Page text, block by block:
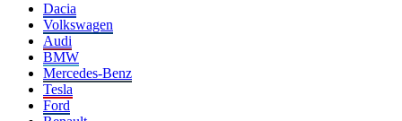
Dacia
Volkswagen
Audi
BMW
Mercedes-Benz
Tesla
Ford